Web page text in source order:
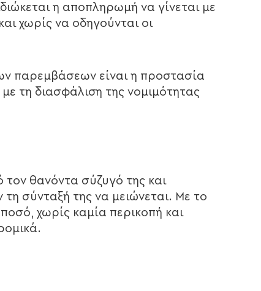
η αποπληρωμή να γίνεται με
χωρίς να οδηγούνται οι
παρεμβάσεων είναι η προστασία
τη διασφάλιση της νομιμότητας
θανόντα σύζυγό της και
σύνταξή της να μειώνεται. Με το
ποσό, χωρίς καμία περικοπή και